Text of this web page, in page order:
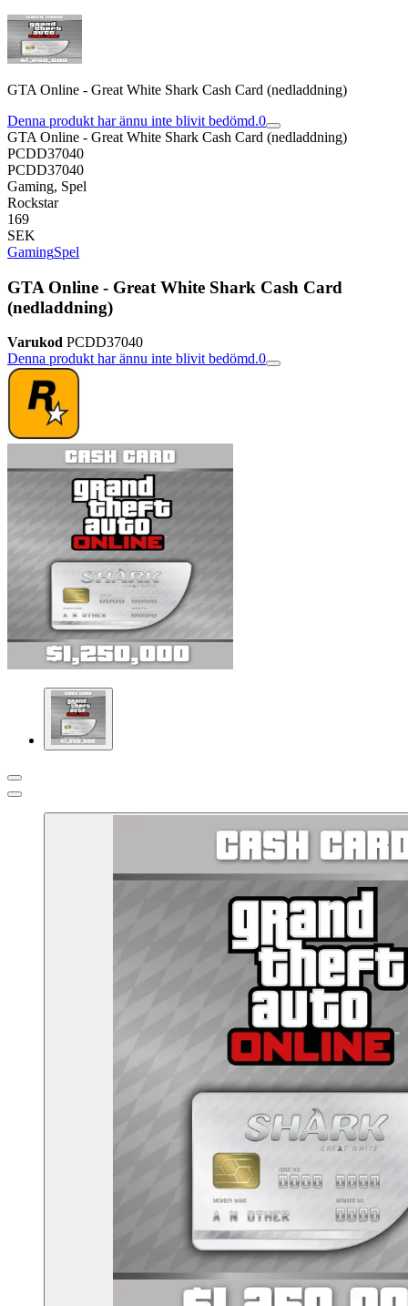
GTA Online - Great White Shark Cash Card (nedladdning)
Denna produkt har ännu inte blivit bedömd.0
GTA Online - Great White Shark Cash Card (nedladdning)
PCDD37040
PCDD37040
Gaming, Spel
Rockstar
169
SEK
GamingSpel
GTA Online - Great White Shark Cash Card
(nedladdning)
Varukod PCDD37040
Denna produkt har ännu inte blivit bedömd.0